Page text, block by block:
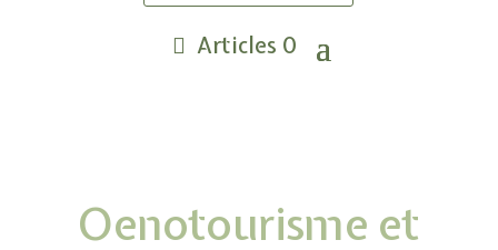
Articles 0
Oenotourisme et